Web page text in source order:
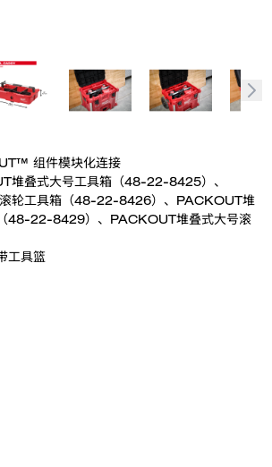
组件模块化连接
堆叠式大号工具箱（48-22-8425）、
轮工具箱（48-22-8426）、PACKOUT堆
48-22-8429）、PACKOUT堆叠式大号滚
工具篮​